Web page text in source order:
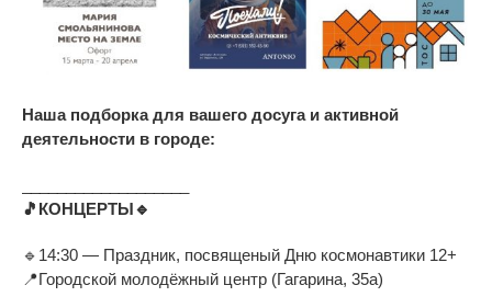
Наша подборка для вашего досуга и активной
деятельности в городе:
🎵 КОНЦЕРТЫ🔹
🔹 14:30 — Праздник, посвященый Дню космонавтики 12+
📍Городской молодёжный центр (Гагарина, 35а)